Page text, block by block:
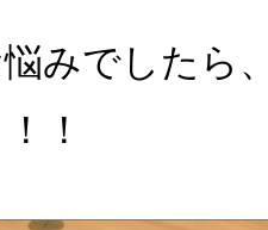
みでしたら
！